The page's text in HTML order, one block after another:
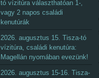
tó vízitúra választhatóan 1-,
vagy 2 napos családi
kenutúrák
2026. augusztus 15. Tisza-tó
vízitúra, családi kenutúra:
Magellán nyomában evezünk!
2026. augusztus 15-16. Tisza-